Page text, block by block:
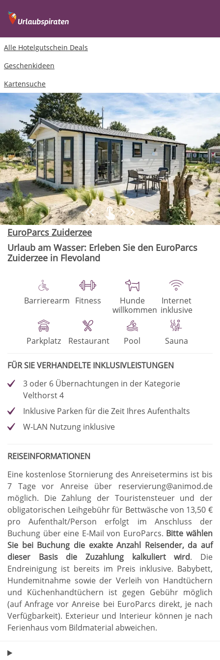
Alle Hotelgutschein Deals
Geschenkideen
Kartensuche
EuroParcs Zuiderzee
Urlaub am Wasser: Erleben Sie den EuroParcs
Zuiderzee in Flevoland
Barrierearm Fitness
Hunde
willkommen
Internet
inklusive
Parkplatz Restaurant Pool Sauna
FÜR SIE VERHANDELTE INKLUSIVLEISTUNGEN
3 oder 6 Übernachtungen in der Kategorie
Velthorst 4
Inklusive Parken für die Zeit Ihres Aufenthalts
W-LAN Nutzung inklusive
REISEINFORMATIONEN
Eine kostenlose Stornierung des Anreisetermins ist bis
7 Tage vor Anreise über reservierung@animod.de
möglich. Die Zahlung der Touristensteuer und der
obligatorischen Leihgebühr für Bettwäsche von 13,50 €
pro Aufenthalt/Person erfolgt im Anschluss der
Buchung über eine E-Mail von EuroParcs. Bitte wählen
Sie bei Buchung die exakte Anzahl Reisender, da auf
dieser Basis die Zuzahlung kalkuliert wird. Die
Endreinigung ist bereits im Preis inklusive. Babybett,
Hundemitnahme sowie der Verleih von Handtüchern
und Küchenhandtüchern ist gegen Gebühr möglich
(auf Anfrage vor Anreise bei EuroParcs direkt, je nach
Verfügbarkeit). Exterieur und Interieur können je nach
Ferienhaus vom Bildmaterial abweichen.